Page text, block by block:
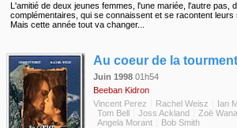
L'amitié de deux jeunes femmes, l'une mariée, l'autre pas,
complémentaires, qui se connaissent et se racontent leurs
Mais cette année tout va changer...
Au coeur de la
Juin 1998 01h54
Beeban Kidron
Vincent Perez
Rachel Weisz Ian
Tom Bell
Joss Ackland Zoë
Angela Morant
Bob Smith